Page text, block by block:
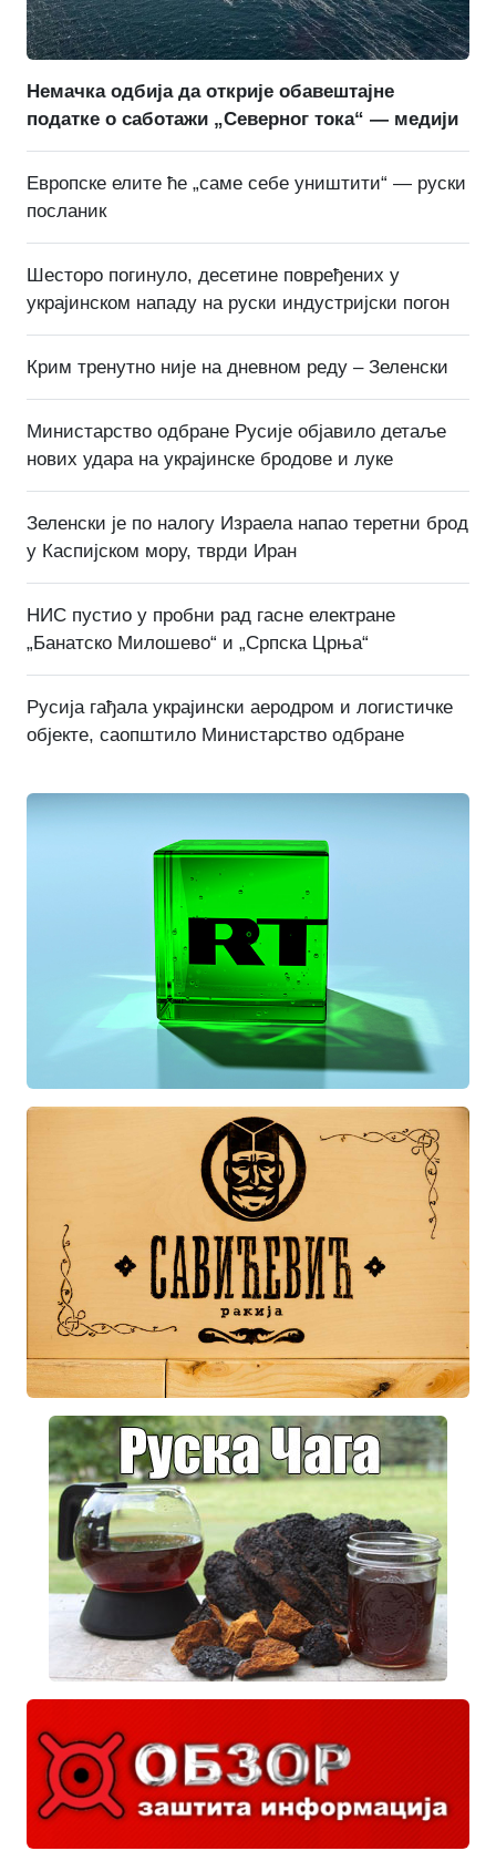
Немачка одбија да открије обавештајне
податке о саботажи „Северног тока“ — медији
Европске елите ће „саме себе уништити“ — руски
посланик
Шесторо погинуло, десетине повређених у
украјинском нападу на руски индустријски погон
Крим тренутно није на дневном реду – Зеленски
Министарство одбране Русије објавило детаље
нових удара на украјинске бродове и луке
Зеленски је по налогу Израела напао теретни брод
у Каспијском мору, тврди Иран
НИС пустио у пробни рад гасне електране
„Банатско Милошево“ и „Српска Црња“
Русија гађала украјински аеродром и логистичке
објекте, саопштило Министарство одбране